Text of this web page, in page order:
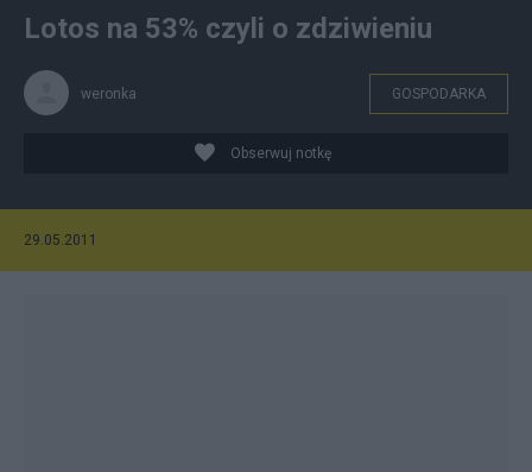
Lotos na 53% czyli o zdziwieniu
weronka GOSPODARKA
Obserwuj notkę
29.05.2011